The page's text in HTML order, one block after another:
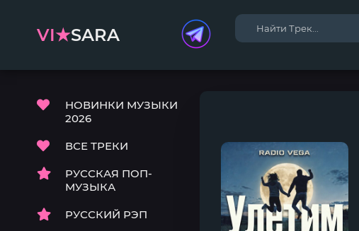
VI★SARA
НОВИНКИ МУЗЫКИ
2026
ВСЕ ТРЕКИ
РУССКАЯ ПОП-
МУЗЫКА
РУССКИЙ РЭП